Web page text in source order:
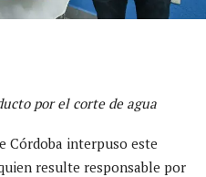
por el corte de agua
Córdoba interpuso este
resulte responsable por